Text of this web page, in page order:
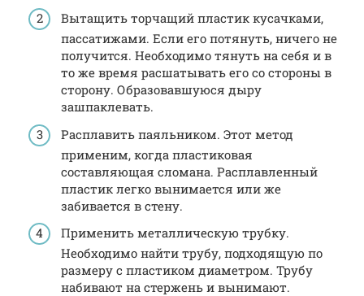
Вытащить торчащий пластик кусачками,
пассатижами. Если его потянуть, ничего не
получится. Необходимо тянуть на себя и в
то же время расшатывать его со стороны в
сторону. Образовавшуюся дыру
зашпаклевать.
Расплавить паяльником. Этот метод
применим, когда пластиковая
составляющая сломана. Расплавленный
пластик легко вынимается или же
забивается в стену.
Применить металлическую трубку.
Необходимо найти трубу, подходящую по
размеру с пластиком диаметром. Трубу
набивают на стержень и вынимают.